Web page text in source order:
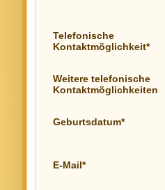
Telefonische
Kontaktmöglichkeit*
Weitere telefonische
Kontaktmöglichkeiten
Geburtsdatum*
E-Mail*